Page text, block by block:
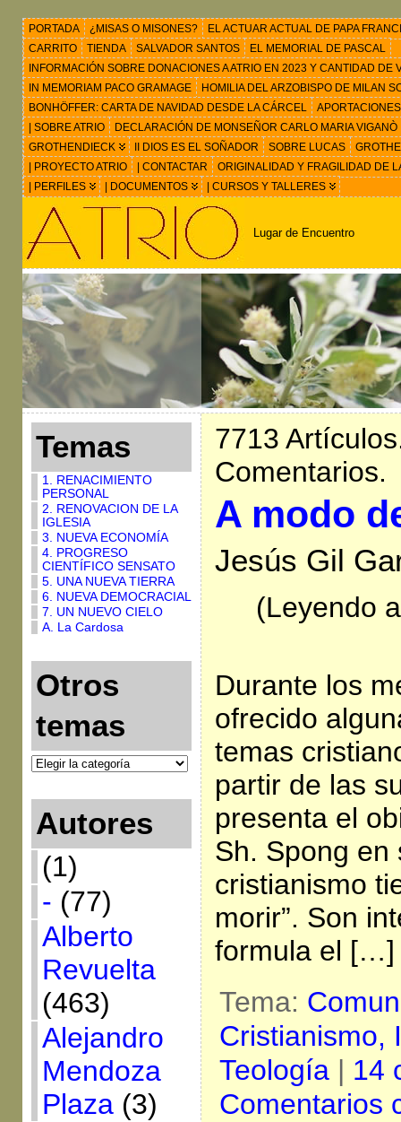
PORTADA ¿MISAS O MISONES?
EL ACTUAR ACTUAL DE PAPA
CARRITO
TIENDA SALVADOR SANTOS
EL MEMORIAL DE PASCAL
INFORMACIÓN SOBRE DONACIONES A ATRIO EN 2023 Y CANTIDAD
IN MEMORIAM PACO GRAMAGE
HOMILIA DEL ARZOBISPO DE MILAN
BONHÖFFER: CARTA DE NAVIDAD DESDE LA CÁRCEL
| SOBRE ATRIO
DECLARACIÓN DE MONSEÑOR CARLO MARIA VIGANÒ
GROTHENDIECK
II DIOS ES EL SOÑADOR SOBRE LUCAS
| PROYECTO ATRIO
| CONTACTAR
ORIGINALIDAD Y FRAGILIDAD DE
| PERFILES
| DOCUMENTOS | CURSOS Y TALLERES
Lugar de Encuentro
Temas
1. RENACIMIENTO
PERSONAL
2. RENOVACION DE LA
IGLESIA
3. NUEVA ECONOMÍA
4. PROGRESO
CIENTÍFICO SENSATO
5. UNA NUEVA TIERRA
6. NUEVA DEMOCRACIAL
7. UN NUEVO CIELO
A. La Cardosa
Otros
temas
Autores
(1)
- (77)
Alberto
Revuelta
(463)
Alejandro
Mendoza
Plaza(3)
7713
Comentarios.
A modo
Jesús Gil
(Leyendo
Durante los
ofrecido
temas
partir de las
presenta el
Sh. Spong en
cristianismo
morir”. Son
formula el […]
Tema:
Cristianismo,
Teología| 14
Comentarios